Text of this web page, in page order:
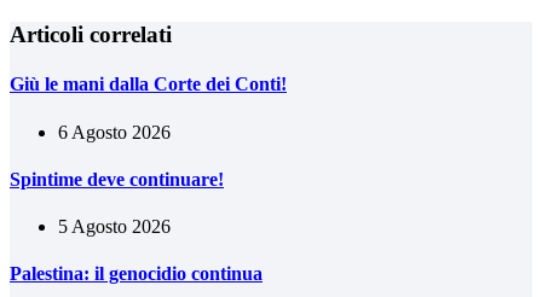
Articoli correlati
Giù le mani dalla Corte dei Conti!
6 Agosto 2026
Spintime deve continuare!
5 Agosto 2026
Palestina: il genocidio continua